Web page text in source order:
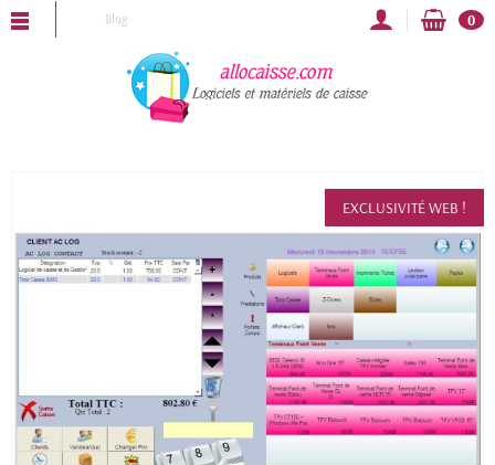
Blog 0
vous souhaite une bonne année 2025 !
EXCLUSIVITÉ WEB !